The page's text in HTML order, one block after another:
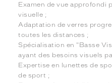
Examen de vue approfondi
visuelle ;
Adaptation de verres
toutes les distances ;
Spécialisation en "Basse
ayant des besoins visuels
Expertise en lunettes de
de sport ;